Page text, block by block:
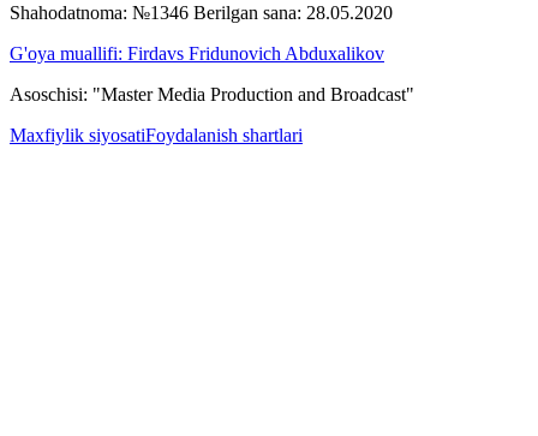
Shahodatnoma: №1346 Berilgan sana: 28.05.2020
G'oya muallifi: Firdavs Fridunovich Abduxalikov
Asoschisi: "Master Media Production and Broadcast"
Maxfiylik siyosatiFoydalanish shartlari